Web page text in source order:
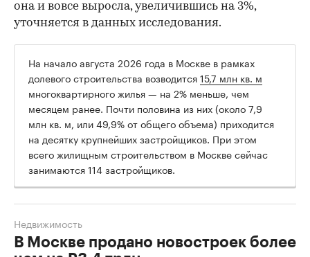
она и вовсе выросла, увеличившись на 3%,
уточняется в данных исследования.
На начало августа 2026 года в Москве в рамках
долевого строительства возводится15,7 млн кв. м
многоквартирного жилья — на 2% меньше, чем
месяцем ранее. Почти половина из них (около 7,9
млн кв. м, или 49,9% от общего объема) приходится
на десятку крупнейших застройщиков. При этом
всего жилищным строительством в Москве сейчас
занимаются 114 застройщиков.
В Москве продано новостроек более
Недвижимость